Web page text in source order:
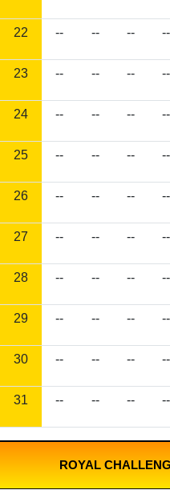
22 -- -- -- --
23 -- -- -- --
24 -- -- -- --
25 -- -- -- --
26 -- -- -- --
27 -- -- -- --
28 -- -- -- --
29 -- -- -- --
30 -- -- -- --
31 -- -- -- --
ROYAL